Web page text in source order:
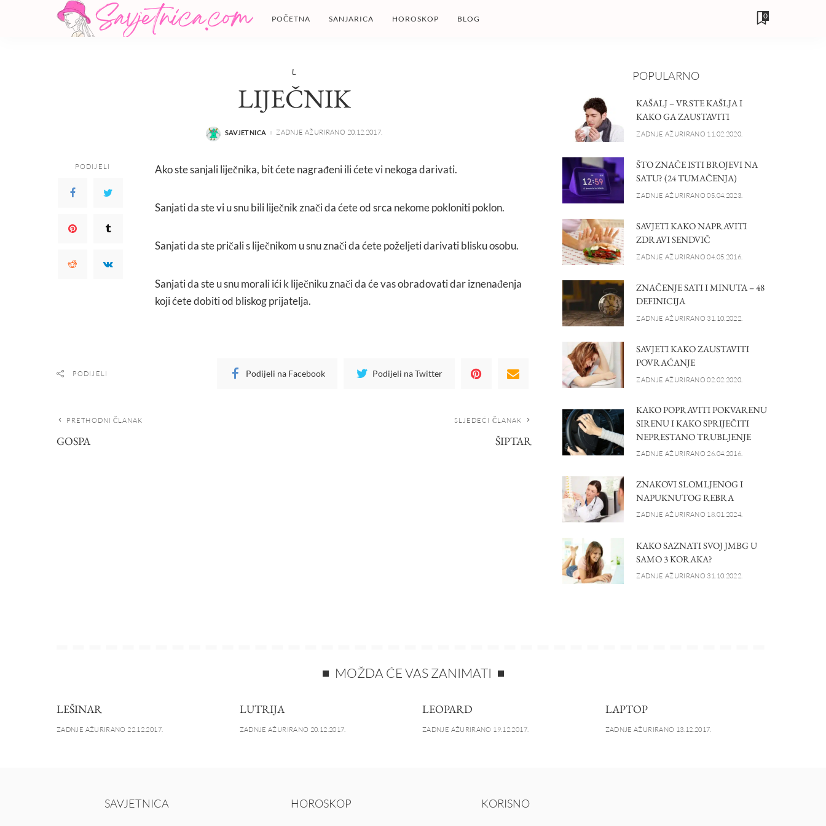
POČETNA SANJARICA HOROSKOP BLOG 0
L
LIJEČNIK
POSTED
SAVJETNICA ZADNJE AŽURIRANO 20.12.2017.
PODIJELI Ako ste sanjali liječnika, bit ćete nagrađeni ili ćete vi nekoga darivati.
Sanjati da ste vi u snu bili liječnik znači da ćete od srca nekome pokloniti poklon.
Sanjati da ste pričali s liječnikom u snu znači da ćete poželjeti darivati blisku osobu.
Sanjati da ste u snu morali ići k liječniku znači da će vas obradovati dar iznenađenja
koji ćete dobiti od bliskog prijatelja.
PODIJELI Podijeli na Facebook Podijeli na Twitter
PRETHODNI ČLANAK
GOSPA
SLJEDEĆI ČLANAK
ŠIPTAR
POPULARNO
KAŠALJ – VRSTE KAŠLJA I
KAKO GA ZAUSTAVITI
ZADNJE AŽURIRANO 11.02.2020.
ŠTO ZNAČE ISTI BROJEVI NA
SATU? (24 TUMAČENJA)
ZADNJE AŽURIRANO 05.04.2023.
SAVJETI KAKO NAPRAVITI
ZDRAVI SENDVIČ
ZADNJE AŽURIRANO 04.05.2016.
ZNAČENJE SATI I MINUTA – 48
DEFINICIJA
ZADNJE AŽURIRANO 31.10.2022.
SAVJETI KAKO ZAUSTAVITI
POVRAĆANJE
ZADNJE AŽURIRANO 02.02.2020.
KAKO POPRAVITI POKVARENU
SIRENU I KAKO SPRIJEČITI
NEPRESTANO TRUBLJENJE
ZADNJE AŽURIRANO 26.04.2016.
ZNAKOVI SLOMLJENOG I
NAPUKNUTOG REBRA
ZADNJE AŽURIRANO 18.01.2024.
KAKO SAZNATI SVOJ JMBG U
SAMO 3 KORAKA?
ZADNJE AŽURIRANO 31.10.2022.
MOŽDA ĆE VAS ZANIMATI
LEŠINAR
ZADNJE AŽURIRANO 22.12.2017.
LUTRIJA
ZADNJE AŽURIRANO 20.12.2017.
LEOPARD
ZADNJE AŽURIRANO 19.12.2017.
LAPTOP
ZADNJE AŽURIRANO 13.12.2017.
SAVJETNICA HOROSKOP KORISNO